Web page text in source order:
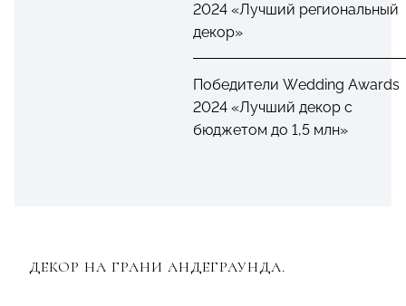
2024 «Лучший региональный
декор»
Победители Wedding Awards
2024 «Лучший декор с
бюджетом до 1,5 млн»
ДЕКОР НА ГРАНИ АНДЕГРАУНДА.